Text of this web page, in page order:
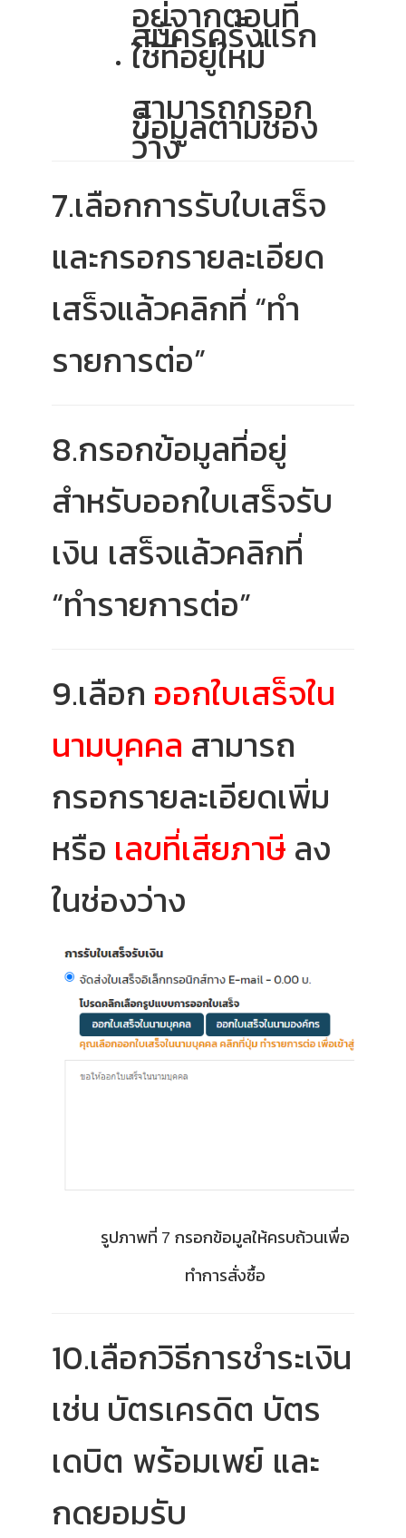
สมัครครั้งแรก
ใช้ที่อยู่ใหม่
ข้อมูลตามช่อง
ว่าง
7.เลือกการรับใบเสร็จ
และกรอกรายละเอียด
เสร็จแล้วคลิกที่ “ทำ
รายการต่อ”
8.กรอกข้อมูลที่อยู่
สำหรับออกใบเสร็จรับ
เงิน เสร็จแล้วคลิกที่
“ทำรายการต่อ”
9.เลือก ออกใบเสร็จใน
นามบุคคล สามารถ
กรอกรายละเอียดเพิ่ม
หรือ เลขที่เสียภาษี ลง
ในช่องว่าง
รูปภาพที่ 7 กรอกข้อมูลให้ครบถ้วนเพื่อ
ทำการสั่งซื้อ
10.เลือกวิธีการชำระเงิน
เช่น บัตรเครดิต บัตร
เดบิต พร้อมเพย์ และ
กดยอมรับ